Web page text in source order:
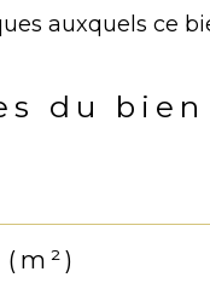
auxquels ce
du bien